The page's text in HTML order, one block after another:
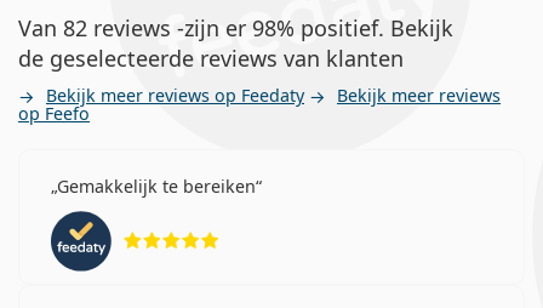
Van 82 reviews -zijn er 98% positief. Bekijk
de geselecteerde reviews van klanten
Bekijk meer reviews op Feedaty Bekijk meer reviews
op Feefo
Gemakkelijk te bereiken